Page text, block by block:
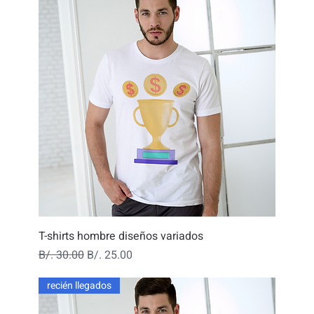
T-shirts hombre diseños variados
Precio
B/. 30.00 Precio de oferta
B/. 25.00
recién llegados